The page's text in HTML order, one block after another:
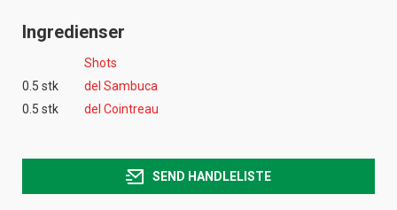
Ingredienser
Shots
0.5 stk
del Sambuca
0.5 stk
del Cointreau
SEND HANDLELISTE